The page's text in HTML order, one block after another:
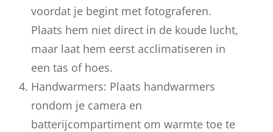
voordat je begint met fotograferen.
Plaats hem niet direct in de koude lucht,
maar laat hem eerst acclimatiseren in
een tas of hoes.
Handwarmers: Plaats handwarmers
rondom je camera en
batterijcompartiment om warmte toe te